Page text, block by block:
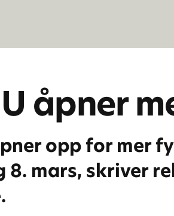
åpner
opp for mer
8. mars, skriver